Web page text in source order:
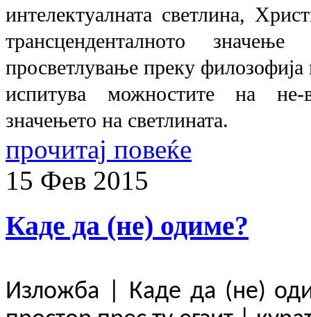
интелектуалната светлина,
трансценденталното
просветлување преку
испитува можностите на не-
значењето на светлината.
прочитај повеќе
15 Фев 2015
Каде да (не) одиме?
Изложба
Каде да (не)